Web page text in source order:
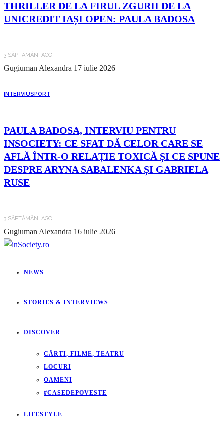
THRILLER DE LA FIRUL ZGURII DE LA
UNICREDIT IAȘI OPEN: PAULA BADOSA
3 SĂPTĂMÂNI AGO
Gugiuman Alexandra 17 iulie 2026
INTERVIUSPORT
PAULA BADOSA, INTERVIU PENTRU
INSOCIETY: CE SFAT DĂ CELOR CARE SE
AFLĂ ÎNTR-O RELAȚIE TOXICĂ ȘI CE SPUNE
DESPRE ARYNA SABALENKA ȘI GABRIELA
RUSE
3 SĂPTĂMÂNI AGO
Gugiuman Alexandra 16 iulie 2026
NEWS
STORIES & INTERVIEWS
DISCOVER
CĂRTI, FILME, TEATRU
LOCURI
OAMENI
#CASEDEPOVESTE
LIFESTYLE